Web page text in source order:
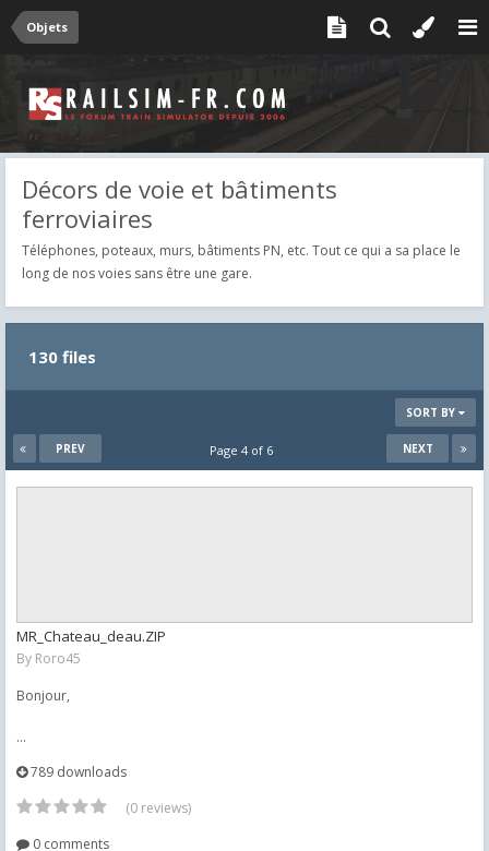
Objets
Décors de voie et bâtiments
ferroviaires
Téléphones, poteaux, murs, bâtiments PN, etc. Tout ce qui a sa place le
long de nos voies sans être une gare.
130 files
SORT BY
PREV NEXT
Page 4 of 6
MR_Chateau_deau.ZIP
By Roro45
Bonjour,
...
789 downloads
(0 reviews)
0 comments